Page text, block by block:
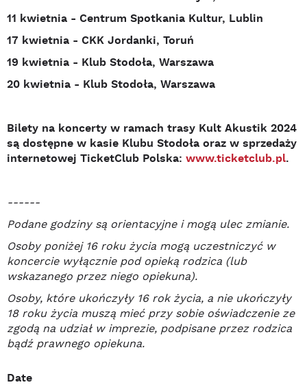
11 kwietnia - Centrum Spotkania Kultur, Lublin
17 kwietnia - CKK Jordanki, Toruń
19 kwietnia - Klub Stodoła, Warszawa
20 kwietnia - Klub Stodoła, Warszawa
Bilety na koncerty w ramach trasy Kult Akustik 2024
są dostępne w kasie Klubu Stodoła oraz w sprzedaży
internetowej TicketClub Polska: www.ticketclub.pl.
------
Podane godziny są orientacyjne i mogą ulec zmianie.
Osoby poniżej 16 roku życia mogą uczestniczyć w
koncercie wyłącznie pod opieką rodzica (lub
wskazanego przez niego opiekuna).
Osoby, które ukończyły 16 rok życia, a nie ukończyły
18 roku życia muszą mieć przy sobie oświadczenie ze
zgodą na udział w imprezie, podpisane przez rodzica
bądź prawnego opiekuna.
Date